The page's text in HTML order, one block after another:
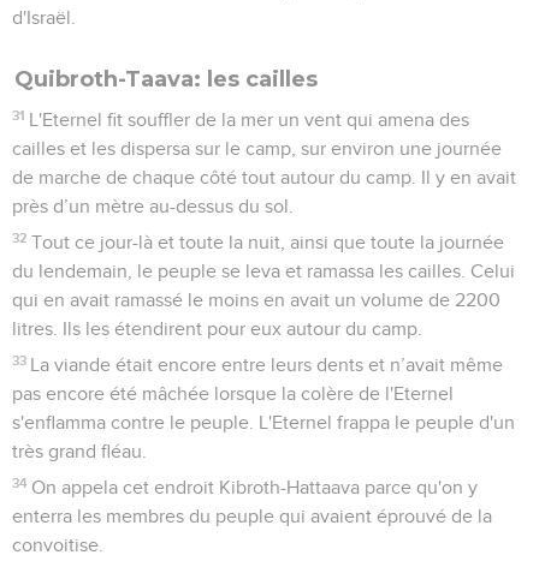
d'Israël.
Quibroth-Taava: les cailles
31 L'Eternel fit souffler de la mer un vent qui amena des
cailles et les dispersa sur le camp, sur environ une journée
de marche de chaque côté tout autour du camp. Il y en avait
près d’un mètre au-dessus du sol.
32 Tout ce jour-là et toute la nuit, ainsi que toute la journée
du lendemain, le peuple se leva et ramassa les cailles. Celui
qui en avait ramassé le moins en avait un volume de 2200
litres. Ils les étendirent pour eux autour du camp.
33 La viande était encore entre leurs dents et n’avait même
pas encore été mâchée lorsque la colère de l'Eternel
s'enflamma contre le peuple. L'Eternel frappa le peuple d'un
très grand fléau.
34 On appela cet endroit Kibroth-Hattaava parce qu'on y
enterra les membres du peuple qui avaient éprouvé de la
convoitise.